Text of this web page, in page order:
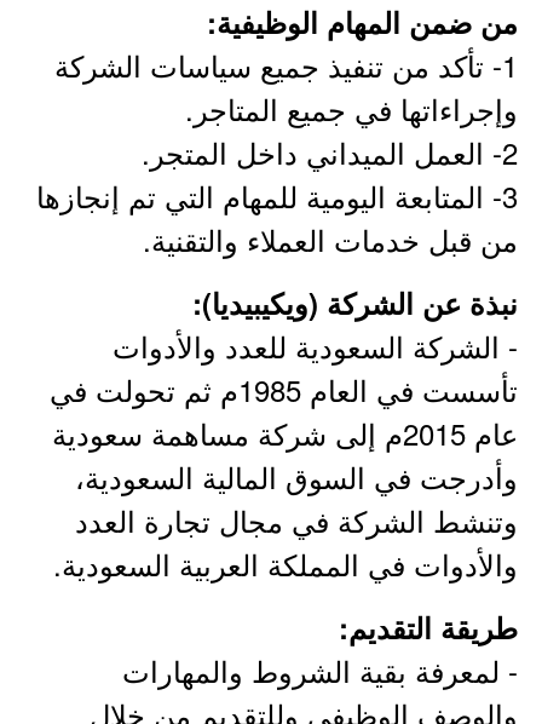
من ضمن المهام الوظيفية:
1- تأكد من تنفيذ جميع سياسات الشركة
وإجراءاتها في جميع المتاجر.
2- العمل الميداني داخل المتجر.
3- المتابعة اليومية للمهام التي تم إنجازها
من قبل خدمات العملاء والتقنية.
نبذة عن الشركة (ويكيبيديا):
- الشركة السعودية للعدد والأدوات
تأسست في العام 1985م ثم تحولت في
عام 2015م إلى شركة مساهمة سعودية
وأدرجت في السوق المالية السعودية،
وتنشط الشركة في مجال تجارة العدد
والأدوات في المملكة العربية السعودية.
طريقة التقديم:
- لمعرفة بقية الشروط والمهارات
والوصف الوظيفي وللتقديم من خلال